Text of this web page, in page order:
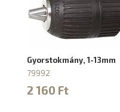
Gyorstokmány, 1-13mm
79992
2 160 Ft